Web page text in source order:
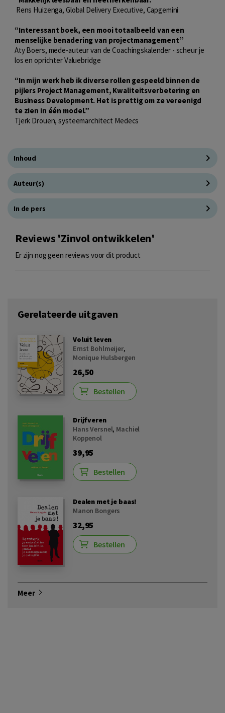
Rens Huizenga, Global Delivery Executive, Capgemini
“Interessant boek, een mooi totaalbeeld van een
menselijke benadering van projectmanagement”
Aty Boers, mede-auteur van de Coachingskalender - scheur je
los en oprichter Valuebridge
“In mijn werk heb ik diverse rollen gespeeld binnen de
pijlers Project Management, Kwaliteitsverbetering en
Business Development. Het is prettig om ze vereenigd
te zien in één model.”
Tjerk Drouen, systeemarchitect Medecs
Inhoud
Auteur(s)
In de pers
Reviews 'Zinvol ontwikkelen'
Er zijn nog geen reviews voor dit product
Gerelateerde uitgaven
Voluit leven
Ernst Bohlmeijer,
Monique Hulsbergen
26,50
Bestellen
Drijfveren
Hans Versnel, Machiel
Koppenol
39,95
Bestellen
Dealen met je baas!
Manon Bongers
32,95
Bestellen
Meer